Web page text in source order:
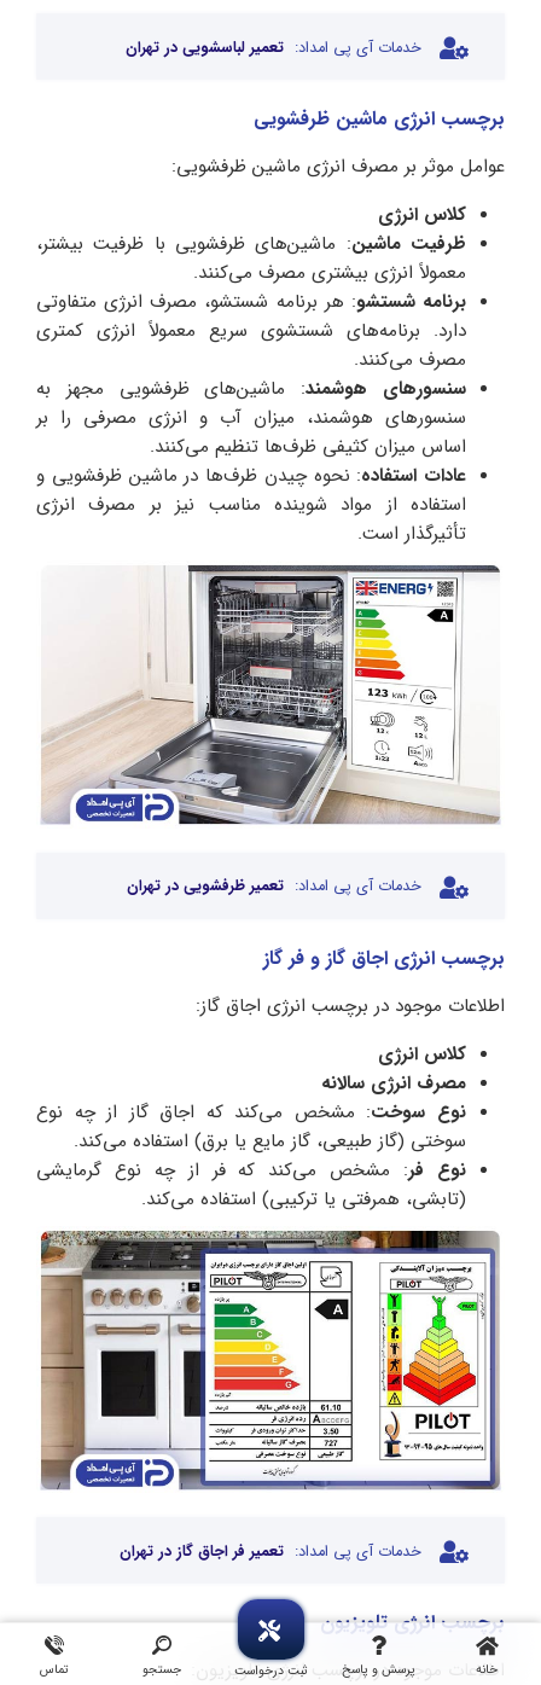
خانه پرسش و پاسخ ثبت درخواست جستجو تماس
خدمات آی پی امداد: تعمیر لباسشویی در تهران
برچسب انرژی ماشین ظرفشویی
عوامل موثر بر مصرف انرژی ماشین ظرفشویی:
کلاس انرژی
ظرفیت ماشین: ماشین‌های ظرفشویی با ظرفیت بیشتر،
معمولاً انرژی بیشتری مصرف می‌کنند.
برنامه شستشو: هر برنامه شستشو، مصرف انرژی متفاوتی
دارد. برنامه‌های شستشوی سریع معمولاً انرژی کمتری
مصرف می‌کنند.
سنسورهای هوشمند: ماشین‌های ظرفشویی مجهز به
سنسورهای هوشمند، میزان آب و انرژی مصرفی را بر
اساس میزان کثیفی ظرف‌ها تنظیم می‌کنند.
عادات استفاده: نحوه چیدن ظرف‌ها در ماشین ظرفشویی و
استفاده از مواد شوینده مناسب نیز بر مصرف انرژی
تأثیرگذار است.
خدمات آی پی امداد: تعمیر ظرفشویی در تهران
برچسب انرژی اجاق گاز و فر گاز
اطلاعات موجود در برچسب انرژی اجاق گاز:
کلاس انرژی
مصرف انرژی سالانه
نوع سوخت: مشخص می‌کند که اجاق گاز از چه نوع
سوختی (گاز طبیعی، گاز مایع یا برق) استفاده می‌کند.
نوع فر: مشخص می‌کند که فر از چه نوع گرمایشی
(تابشی، همرفتی یا ترکیبی) استفاده می‌کند.
خدمات آی پی امداد: تعمیر فر اجاق گاز در تهران
برچسب انرژی تلویزیون
اطلاعات موجود در برچسب انرژی تلویزیون: